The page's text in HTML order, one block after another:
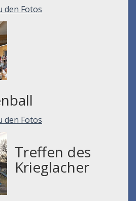
den Fotos
den Fotos
Treffen des
Krieglacher